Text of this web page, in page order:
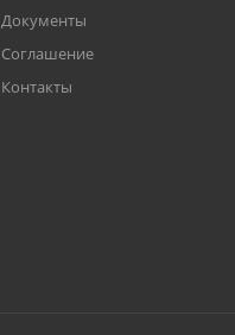
Документы
Соглашение
Контакты